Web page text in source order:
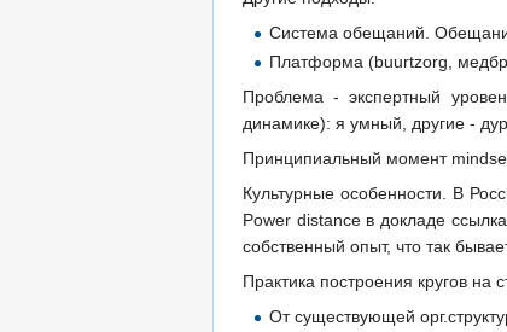
Система обещаний.
Платформа (buurtzorg,
Проблема - экспертный
динамике): я умный, другие -
Принципиальный момент
Культурные особенности. В
Power distance в докладе
собственный опыт, что так
Практика построения кругов на
От существующей